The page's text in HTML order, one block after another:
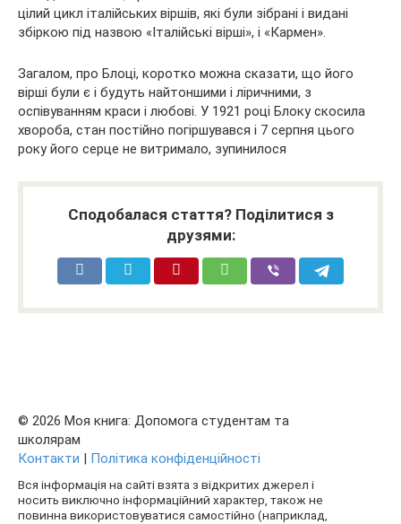
цілий цикл італійських віршів, які були зібрані і видані
збіркою під назвою «Італійські вірші», і «Кармен».
Загалом, про Блоці, коротко можна сказати, що його
вірші були є і будуть найтоншими і ліричними, з
оспівуванням краси і любові. У 1921 році Блоку скосила
хвороба, стан постійно погіршувався і 7 серпня цього
року його серце не витримало, зупинилося
Сподобалася стаття? Поділитися з
друзями:
© 2026 Моя книга: Допомога студентам та
школярам
Контакти | Політика конфіденційності
Вся інформація на сайті взята з відкритих джерел і
носить виключно інформаційний характер, також не
повинна використовуватися самостійно (наприклад,